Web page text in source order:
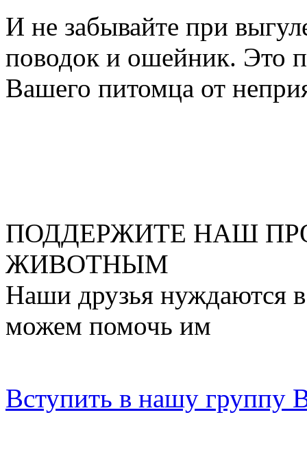
И не забывайте при
поводок и ошейник. Это
Вашего питомца от
ПОДДЕРЖИТЕ НАШ
ЖИВОТНЫМ
Наши друзья нуждаются
можем помочь им
Вступить в нашу группу